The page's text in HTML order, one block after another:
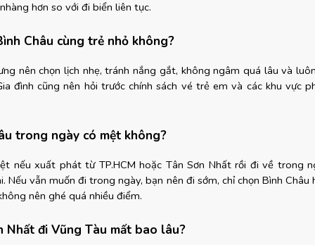
hơn so với đi biển liên tục.
Châu cùng trẻ nhỏ không?
nên chọn lịch nhẹ, tránh nắng gắt, không ngâm quá lâu và
đình cũng nên hỏi trước chính sách vé trẻ em và các khu vực
trong ngày có mệt không?
nếu xuất phát từ TP.HCM hoặc Tân Sơn Nhất rồi đi về trong
Nếu vẫn muốn đi trong ngày, bạn nên đi sớm, chỉ chọn Bình Châu
nên ghé quá nhiều điểm.
Nhất đi Vũng Tàu mất bao lâu?